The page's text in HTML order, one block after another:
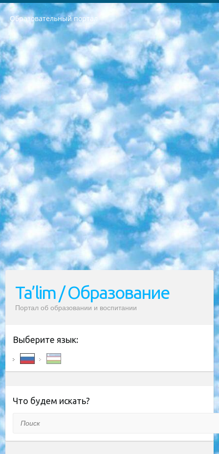
Образовательный портал
РЕСПУБЛИКА УЗБЕКИСТАН МИНИСТРЕРСТВО ДОШКОЛЬНОГО И ШКОЛЬНОГО ОБРАЗОВАНИЯ КОМАНДА в общеобразовательных учреждениях в 2023-2024 учебном году организация и проведение итоговой государственной аттестации обучающихся о Министра дошкольного и школьного образования Республики Узбекистан от 4 марта 2008 года (постановлением Минюста от 20 марта 2008 года № 1778 государственной регистрации) «Итоговое состояние учащихся общего среднего образования на основании положения об утверждении положения об аттестации общего среднего образования выпускной экзамен студентов в образовательных учреждениях в 2023-2024 учебном году В целях организации и прохождения аттестации приказываю: 1. Следующее: перечень предметов, по которым будет проводиться итоговая государственная аттестация и экзамен формы перевода согласно приложению 1; сертификаты международного образца, оценивающие уровень владения иностранными языками перечень согласно приложению 2; 2. Педагогический при специализированных образовательных учреждениях. научно-практический центр квалификации и международной оценки (Д.Давидова) 2024 г. До 25 марта: задания по предметам, по которым будет проводиться итоговая аттестация разработка и утверждение технических условий; итоговая аттестация на основании разработанного предметного задания разработка вопросов по предметам (устно и письменно), экзамен передача; общеобразовательные средние школы и специальные учебные заведения учащиеся выпускных классов школ и интернатов в агентской системе подготовка базы данных экзаменационных материалов и критериев оценки; перевод базы экзаменационных материалов на все языки обучения подать в Республиканский образовательный центр для изготовления; варианты экзаменов на основе разработанных контрольных материалов пусть будут поставлены задачи формирования. 3. Республиканский образовательный центр (Ш.Худайкулов) до 5 апреля 2024 года. до: база данных предоставленных экзаменационных материалов на все языки обучения перевод и экспертиза; для слепых, слабовидящих, глухих, слабослышащих и умственно отсталых детей учащиеся выпускных классов специализированных школ и школ-интернатов база данных экзаменационных материалов на всех преподаваемых языках подготовка критериев оценки; специализированные школы для умственно отсталых детей и технологии для учащихся выпускных классов школ-интернатов разработка соответствующих рекомендаций и критериев проведения ЕГЭ по естествознанию давать задания. 4. Педагогический при специализированных образовательных учреждениях. Научно-практический центр навыков и международной оценки (Д.Давидова), Республика образовательный центр (Худайкулов Ш.) итоговый государственный аттестационный экзамен ориентирован на творческое и логическое мышление при подготовке базы материалов учитывать введение заданий. 5. Следует отметить, что: сертификат государственного образца о знании общеобразовательного предмета и как минимум национальный уровень B1 по предметам на иностранных языках, указанным в Приложении 2. или международно признанный сертификат эквивалентного уровня студенты, изучающие определенный предмет, освобождаются от экзамена; по соответствующим предметам запланирована итоговая государственная аттестация за день до дня, путем жеребьевки Рабочей группой (в письменной форме по предметам, проводимым в форме) из числа сформированных вариантов выбрано 2 варианта; 2 выбранных варианта экзамена анонсированы на официальном сайте министерства и все выпускники по всей стране на основе этих вариантов проводит итоговую государственную аттестацию. 6. Государственное образование учащихся средних общеобразовательных учреждений. знания в соответствии с квалификационными требованиями, которые необходимо приобрести на основании стандартов итоговый (выпускной) контроль для 9 и 11 классов в целях тестирования Экзамены (далее – экзамены) состоят из предметов, перечисленных в приложении 1. будет сделано. 7. Экзамены пройдут с 26 мая по 15 июня 2024 г. (кроме науки физического воспитания). 8. Физическая для учащихся 9 классов общесредних образовательных учреждений. Экзамены по предмету «Образование, квалификация медицина» 1-6 мая 2024 года. сотрудники перевести под присмотр (с отклонениями в физическом или умственном развитии) специализированная школа для детей, школы-интернаты и со сколиозом школы-интернаты санаторного типа для больных детей исключены). 9. Он был слепым, слабовидящим и имел нарушения опорно-двигательного аппарата. экзамены в специализированных школах и интернатах для детей должны проводиться исходя из требований, предъявляемых к общеобразовательным учреждениям (физкультура кроме науки). 10. Специализированная школа для глухих и слабослышащих детей. и экзамены в интернатах и быть реализован в виде письменного теста по математике. 11. Специальность для умственно отсталых детей. Для 9 класса Родной язык и литературное письмо Государственный язык (язык обучения – узбекский). для неклассов) написано Математическое письмо Письменная/устная история Узбекистана Физическое воспитание практично Итоговый контроль Для 11 класса Написание родного языка и литературы (эссе) Математическое письмо Узбекский язык (обучение на узбекском языке) не посещающее общее среднее образование для учреждений)/Образовательное учреждение выбор письменный и устный Иностранный язык письменный/устный Письменная/устная история Узбекистана *По выбору студента:  Химия  Физика  Основы государственного права  География 10 бесплатных образовательных ресурсов - Мы составили подборку онлайн-проектов с интерактивными упражнениями, видеолекциями и статьями. Они помогут вам обрести новые и освежить старые знания бесплатно. 1. «ИНТУИТ» Старейшая образовательная площадка Рунета. Здесь вы найдёте сотни текстовых и видеокурсов на десятки различных тем — от программирования до психологии. Многие курсы подготовлены российскими университетами и крупными международными компаниями вроде Intel и Microsoft. Самостоятельное обучение бесплатное, но желающие могут оплатить услуги персональных наставников. 2. «Смартия» знакомит с актуальными профессиями и подсказывает, как им обучаться. Выбрав заинтересовавшую вас специальность — SMM-специалист, фотограф, веб-дизайнер или другую, — увидите список необходимых для неё умений. Чтобы вы могли освоить их самостоятельно, для каждого умения площадка отображает подборку ссылок на учебные материалы. Хотя «Смартия» ориентируется на русскоязычную аудиторию, часть контента всё же доступна только на английском. 3. «Лекторий Физтеха» Проект Московского физико-технического института (Физтеха). С его помощью вы можете смотреть онлайн серии лекций, записанные на видео в этом вузе. В числе доступных предметов — физика, биология, химия, информационные технологии и другие. К некоторым лекциям администрация ресурса прилагает готовые конспекты, которые можно скачивать в PDF-формате. 4. ITMOcourses Онлайн-площадка Санкт-Петербургского национального исследовательского университета информационных технологий, механики и оптики (ИТМО). Ресурс предоставляет свободный доступ к курсам, разработанным в этом вузе. Каталог материалов разбит на четыре категории: «Оптические системы и технологии», «Приборостроение и робототехника», «Информационные технологии» и «Биотехнологии». Курсы состоят из видеолекций, интерактивных демонстраций и заданий. 5. «КиберЛенинка» Электронная научная библиотека открытого доступа. Каталог площадки регулярно обрастает текстами статей из различных научных изданий. Сгруппированные по журналам и рубрикам публикации можно читать онлайн или скачивать целиком в PDF-формате. Проект нацелен на популяризацию науки за счёт открытого доступа к качественной информации. 6. «ПостНаука» На этом ресурсе публикуют подборки видеолекций, составленные экспертами из разных отраслей и объединённые общими темами. Среди них, к примеру, есть серии «Биоинформатика и геномика», «Культура средневековой Скандинавии» и Cinema Studies о теории кино. Каждая подборка лекций — логически связанная история, рассказанная экспертом от первого лица. Кроме того, на сайте появляются научно-образовательные статьи и тесты на разные темы. 7. «Newочём» Команда проекта «Newочём» отбирает самые интересные тексты из англоязычных СМИ и переводит те из них, за которые голосуют участники сообщества «ВКонтакте». По большей части это научно-популярные статьи. Редакторы придумывают лишь заголовки, в остальном содержание переводов соответствует оригиналам. Полные тексты можно читать прямо в социальной сети. 8. InternetUrok Онлайн-база материалов по основным дисциплинам школьной программы. Информация на сайте структурирована по классам, предметам и темам (урокам). Каждый урок состоит из видеолекций и конспектов. Есть также интерактивные тренажёры и тесты для закрепления пройденного материала. Даже если вы давно окончили школу, возможность повторить программу старших классов всегда может пригодиться. 9. Edutainme Ещё один ресурс об образовании. В отличие от Newtonew, как мне кажется, Edutainme больше ориентируется на представителей индустрии: педагогов, предпринимателей, разработчиков образовательных проектов. Но и любой, кто просто стремится к саморазвитию, найдёт на сайте много полезного и интересного для себя. Например, информацию о новых курсах и образовательных сервисах. 10. Newtonew Онлайн-медиа об образовании и обучении в широком смысле. Авторы Newtonew пишут об инструментах, заведениях, тактиках и стратегиях, которые помогают учить других и получать новые знания самостоятельно. На этой площадке вы найдёте новости, обзоры, аналитические мат
Ta’lim / Образование
Портал об образовании и воспитании
Выберите язык:
Что будем искать?